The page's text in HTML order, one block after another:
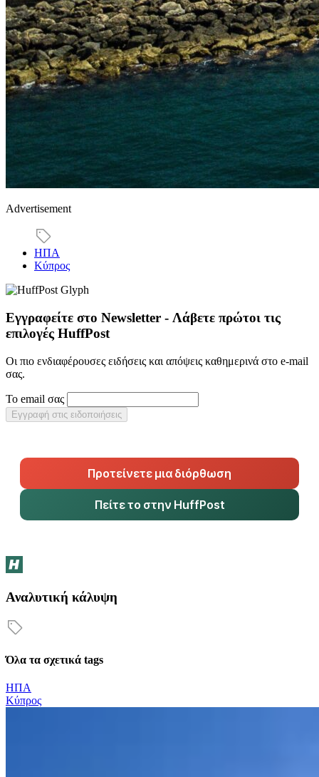
Advertisement
ΗΠΑ
Κύπρος
Εγγραφείτε στο Newsletter - Λάβετε πρώτοι τις
επιλογές HuffPost
Οι πιο ενδιαφέρουσες ειδήσεις και απόψεις καθημερινά στο e-mail
σας.
Το email σας
Εγγραφή στις ειδοποιήσεις
Προτείνετε μια διόρθωση
Πείτε το στην HuffPost
Αναλυτική κάλυψη
Όλα τα σχετικά tags
ΗΠΑ
Κύπρος